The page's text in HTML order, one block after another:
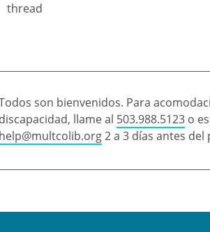
son bienvenidos. Para
llame al 503.988.5123 o
2 a 3 días antes del